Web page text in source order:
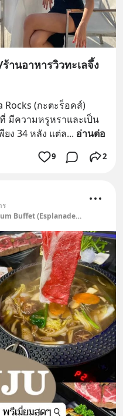
านอาหารวิวทะเลจึ้ง
(กะตะร็อคส์)
มีความหรูหราและเป็น
ง 34 หลัง แต่ล... อ่านต่อ
9 2
ร
Senju Shabu&Sushi Premium Buffet (Esplanade Ratchadaphisek)